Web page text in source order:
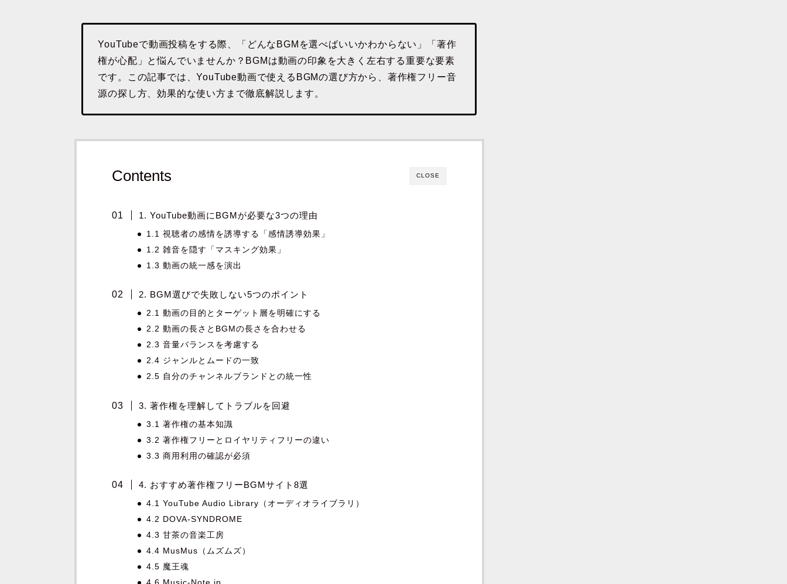
YouTubeで動画投稿をする際、「どんなBGMを選べばいいかわからない」「著作
権が心配」と悩んでいませんか？BGMは動画の印象を大きく左右する重要な要素
です。この記事では、YouTube動画で使えるBGMの選び方から、著作権フリー音
源の探し方、効果的な使い方まで徹底解説します。
CLOSE
Contents
1. YouTube動画にBGMが必要な3つの理由
1.1 視聴者の感情を誘導する「感情誘導効果」
1.2 雑音を隠す「マスキング効果」
1.3 動画の統一感を演出
2. BGM選びで失敗しない5つのポイント
2.1 動画の目的とターゲット層を明確にする
2.2 動画の長さとBGMの長さを合わせる
2.3 音量バランスを考慮する
2.4 ジャンルとムードの一致
2.5 自分のチャンネルブランドとの統一性
3. 著作権を理解してトラブルを回避
3.1 著作権の基本知識
3.2 著作権フリーとロイヤリティフリーの違い
3.3 商用利用の確認が必須
4. おすすめ著作権フリーBGMサイト8選
4.1 YouTube Audio Library（オーディオライブラリ）
4.2 DOVA-SYNDROME
4.3 甘茶の音楽工房
4.4 MusMus（ムズムズ）
4.5 魔王魂